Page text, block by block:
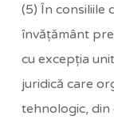
(5) În consiliile
învăţământ
cu excepţia
juridică care
tehnologic,